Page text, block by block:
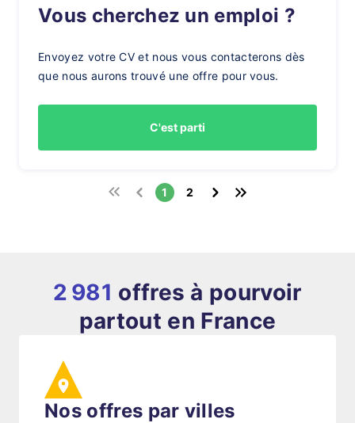
Vous cherchez un emploi ?
Envoyez votre CV et nous vous contacterons dès
que nous aurons trouvé une offre pour vous.
C'est parti
1 2
2 981 offres à pourvoir
partout en France
Nos offres par villes